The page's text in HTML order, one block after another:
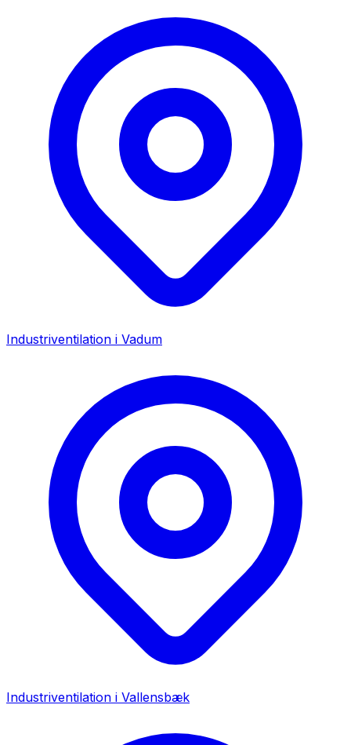
Industriventilation i Vadum
Industriventilation i Vallensbæk